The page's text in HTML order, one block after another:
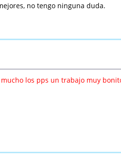
no tengo ninguna duda.
los pps un trabajo muy